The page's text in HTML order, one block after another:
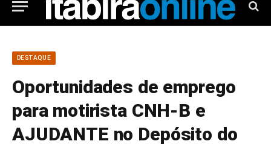
DESTAQUE
Oportunidades de emprego
para motirista CNH-B e
AJUDANTE no Depósito do